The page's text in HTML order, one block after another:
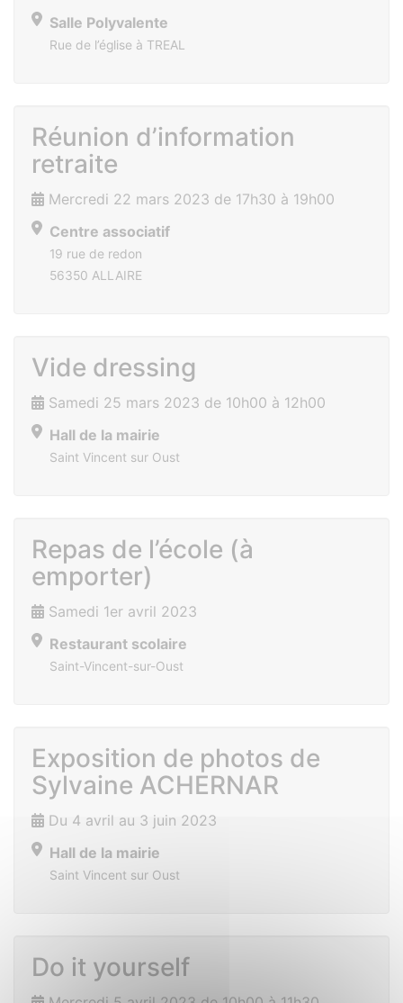
Salle Polyvalente
Rue de l’église à TREAL
Réunion d’information
retraite
Mercredi 22 mars 2023 de 17h30 à 19h00
Centre associatif
19 rue de redon
56350 ALLAIRE
Vide dressing
Samedi 25 mars 2023 de 10h00 à 12h00
Hall de la mairie
Saint Vincent sur Oust
Repas de l’école (à
emporter)
Samedi 1er avril 2023
Restaurant scolaire
Saint-Vincent-sur-Oust
Exposition de photos de
Sylvaine ACHERNAR
Du 4 avril au 3 juin 2023
Hall de la mairie
Saint Vincent sur Oust
Do it yourself